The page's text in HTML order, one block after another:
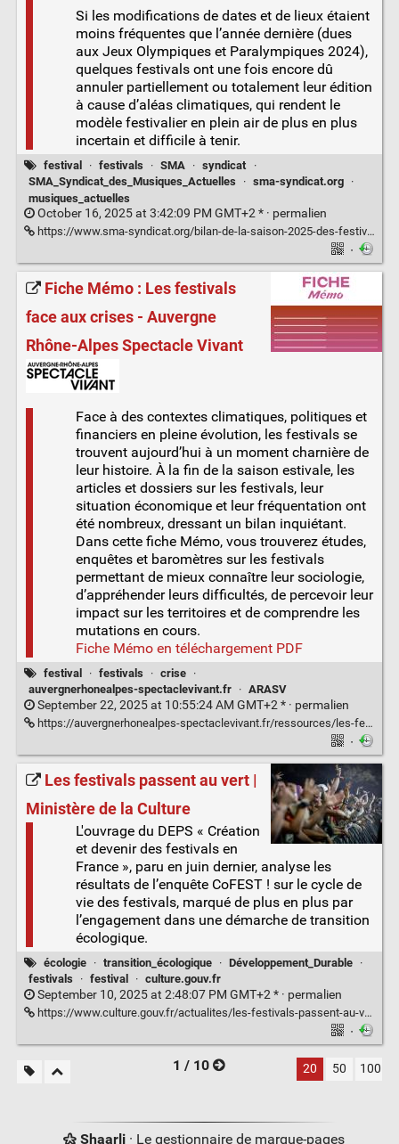
Si les modifications de dates et de lieux étaient
moins fréquentes que l’année dernière (dues
aux Jeux Olympiques et Paralympiques 2024),
quelques festivals ont une fois encore dû
annuler partiellement ou totalement leur édition
à cause d’aléas climatiques, qui rendent le
modèle festivalier en plein air de plus en plus
incertain et difficile à tenir.
festival · festivals · SMA · syndicat
·
SMA_Syndicat_des_Musiques_Actuelles
· sma-syndicat.org
·
musiques_actuelles
October 16, 2025 at 3:42:09 PM GMT+2 * · permalien
https://www.sma-syndicat.org/bilan-de-la-saison-2025-des-festivals/
·
Fiche Mémo : Les festivals
face aux crises - Auvergne
Rhône-Alpes Spectacle Vivant
Face à des contextes climatiques, politiques et
financiers en pleine évolution, les festivals se
trouvent aujourd’hui à un moment charnière de
leur histoire. À la fin de la saison estivale, les
articles et dossiers sur les festivals, leur
situation économique et leur fréquentation ont
été nombreux, dressant un bilan inquiétant.
Dans cette fiche Mémo, vous trouverez études,
enquêtes et baromètres sur les festivals
permettant de mieux connaître leur sociologie,
d’appréhender leurs difficultés, de percevoir leur
impact sur les territoires et de comprendre les
mutations en cours.
Fiche Mémo en téléchargement PDF
festival · festivals · crise ·
auvergnerhonealpes-spectaclevivant.fr
· ARASV
September 22, 2025 at 10:55:24 AM GMT+2 * · permalien
https://auvergnerhonealpes-spectaclevivant.fr/ressources/les-festivals-face-aux-crises/
·
Les festivals passent au vert |
Ministère de la Culture
L'ouvrage du DEPS « Création
et devenir des festivals en
France », paru en juin dernier, analyse les
résultats de l’enquête CoFEST ! sur le cycle de
vie des festivals, marqué de plus en plus par
l’engagement dans une démarche de transition
écologique.
écologie · transition_écologique · Développement_Durable ·
festivals
· festival · culture.gouv.fr
September 10, 2025 at 2:48:07 PM GMT+2 * · permalien
https://www.culture.gouv.fr/actualites/les-festivals-passent-au-vert
·
1 / 10
20 50 100
Shaarli· Le gestionnaire de marque-pages